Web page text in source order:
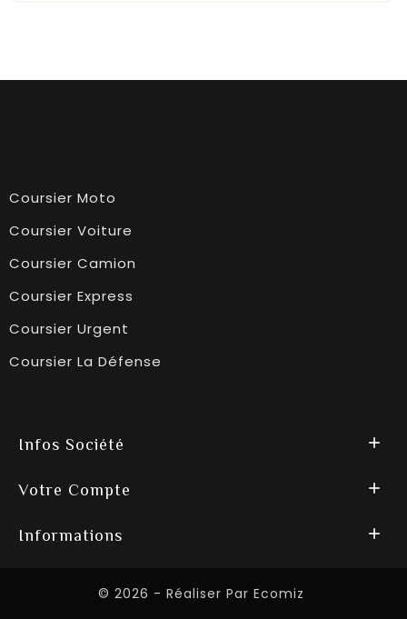
Coursier Moto
Coursier Voiture
Coursier Camion
Coursier Express
Coursier Urgent
Coursier La Défense
Infos Société 
Votre Compte 
Informations 
© 2026 - Réaliser Par Ecomiz